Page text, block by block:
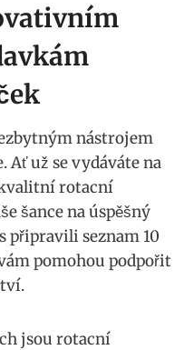
nástrojem
Ať⁢ už se vydáváte na
rotacní
šance ⁤na úspěšný
připravili seznam 10
pomohou​ podpořit
jsou rotacní